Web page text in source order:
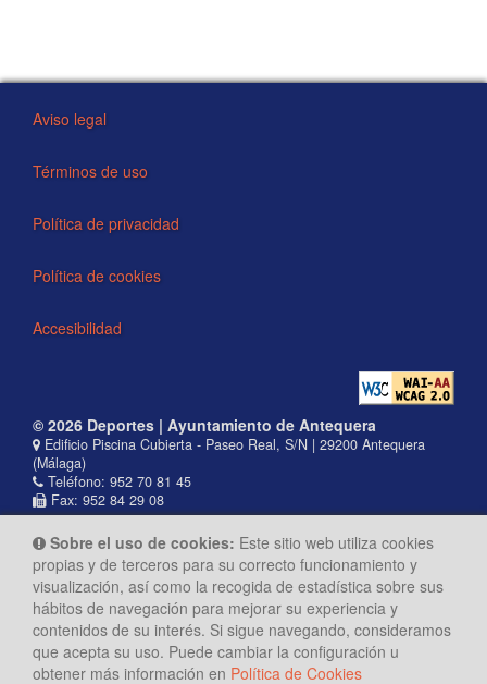
Aviso legal
Términos de uso
Política de privacidad
Política de cookies
Accesibilidad
© 2026 Deportes | Ayuntamiento de Antequera
Edificio Piscina Cubierta - Paseo Real, S/N | 29200 Antequera
(Málaga)
Teléfono: 952 70 81 45
Fax: 952 84 29 08
Sobre el uso de cookies: Este sitio web utiliza cookies
propias y de terceros para su correcto funcionamiento y
visualización, así como la recogida de estadística sobre sus
hábitos de navegación para mejorar su experiencia y
contenidos de su interés. Si sigue navegando, consideramos
que acepta su uso. Puede cambiar la configuración u
obtener más información en Política de Cookies